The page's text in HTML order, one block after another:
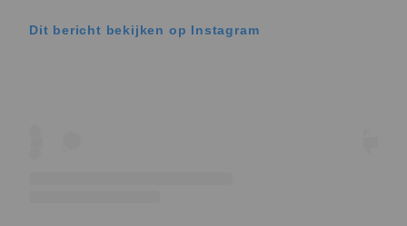
Dit bericht bekijken op Instagram